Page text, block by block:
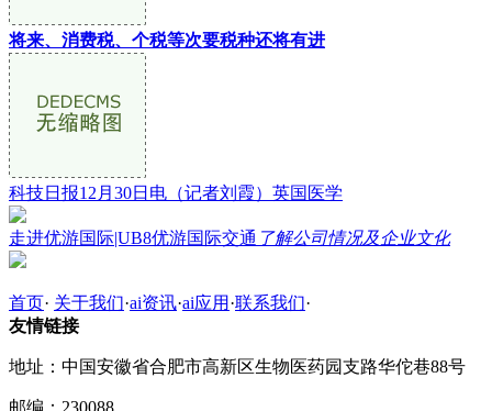
将来、消费税、个税等次要税种还将有进
科技日报12月30日电（记者刘霞）英国医学
走进优游国际|UB8优游国际交通 了解公司情况及企业文化
首页· 关于我们·ai资讯·ai应用 ·联系我们·
友情链接
地址：中国安徽省合肥市高新区生物医药园支路华佗巷88号
邮编：230088